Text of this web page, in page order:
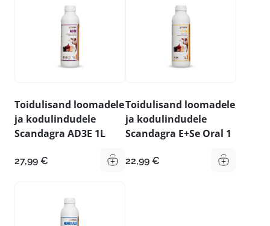
Toidulisand loomadele
ja kodulindudele
Scandagra AD3E 1L
27,99 €
Toidulisand loomadele
ja kodulindudele
Scandagra E+Se Oral 1
22,99 €